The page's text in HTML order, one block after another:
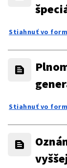
Stiahnuť vo
Stiahnuť vo